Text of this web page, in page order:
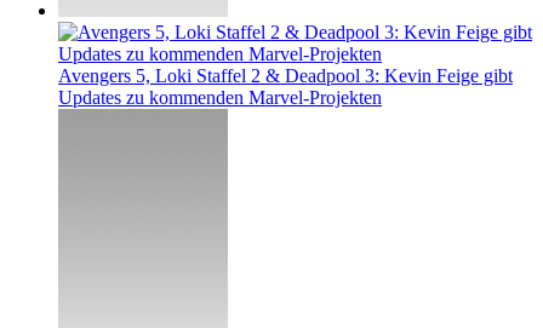
Avengers 5, Loki Staffel 2 & Deadpool 3: Kevin Feige gibt
Updates zu kommenden Marvel-Projekten